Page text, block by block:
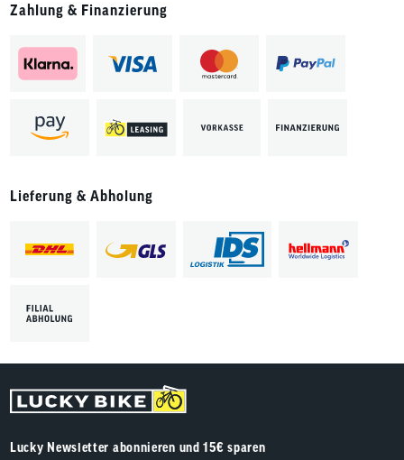
Zahlung & Finanzierung
Lieferung & Abholung
Lucky Newsletter abonnieren und 15€ sparen